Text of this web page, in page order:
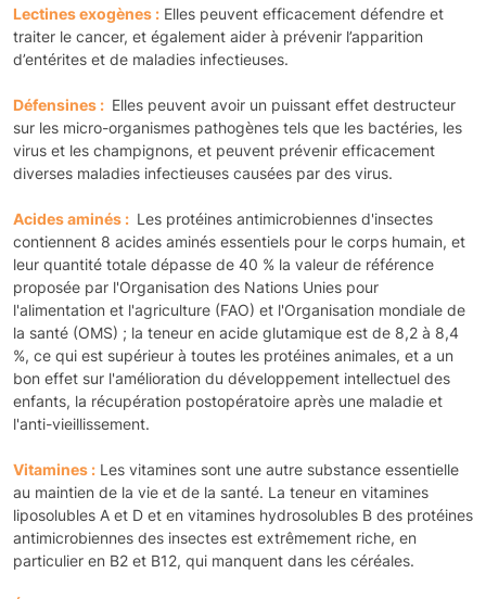
Lectines exogènes : Elles peuvent efficacement défendre et
traiter le cancer, et également aider à prévenir l’apparition
d’entérites et de maladies infectieuses.
Défensines : Elles peuvent avoir un puissant effet destructeur
sur les micro-organismes pathogènes tels que les bactéries, les
virus et les champignons, et peuvent prévenir efficacement
diverses maladies infectieuses causées par des virus.
Acides aminés : Les protéines antimicrobiennes d'insectes
contiennent 8 acides aminés essentiels pour le corps humain, et
leur quantité totale dépasse de 40 % la valeur de référence
proposée par l'Organisation des Nations Unies pour
l'alimentation et l'agriculture (FAO) et l'Organisation mondiale de
la santé (OMS) ; la teneur en acide glutamique est de 8,2 à 8,4
%, ce qui est supérieur à toutes les protéines animales, et a un
bon effet sur l'amélioration du développement intellectuel des
enfants, la récupération postopératoire après une maladie et
l'anti-vieillissement.
Vitamines : Les vitamines sont une autre substance essentielle
au maintien de la vie et de la santé. La teneur en vitamines
liposolubles A et D et en vitamines hydrosolubles B des protéines
antimicrobiennes des insectes est extrêmement riche, en
particulier en B2 et B12, qui manquent dans les céréales.